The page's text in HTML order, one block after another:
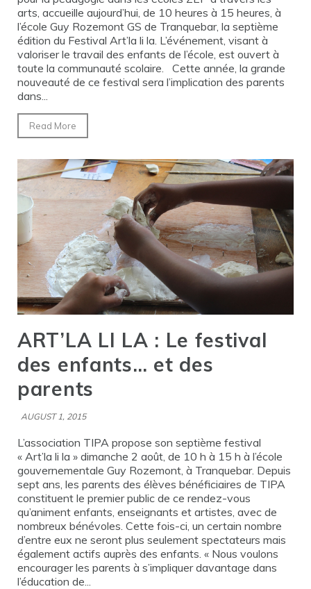
arts, accueille aujourd’hui, de 10 heures à 15 heures, à
l’école Guy Rozemont GS de Tranquebar, la septième
édition du Festival Art’la li la. L’événement, visant à
valoriser le travail des enfants de l’école, est ouvert à
toute la communauté scolaire. Cette année, la grande
nouveauté de ce festival sera l’implication des parents
dans...
Read More
ART’LA LI LA : Le festival
des enfants… et des
parents
AUGUST 1, 2015
L’association TIPA propose son septième festival
« Art’la li la » dimanche 2 août, de 10 h à 15 h à l’école
gouvernementale Guy Rozemont, à Tranquebar. Depuis
sept ans, les parents des élèves bénéficiaires de TIPA
constituent le premier public de ce rendez-vous
qu’animent enfants, enseignants et artistes, avec de
nombreux bénévoles. Cette fois-ci, un certain nombre
d’entre eux ne seront plus seulement spectateurs mais
également actifs auprès des enfants. « Nous voulons
encourager les parents à s’impliquer davantage dans
l’éducation de...